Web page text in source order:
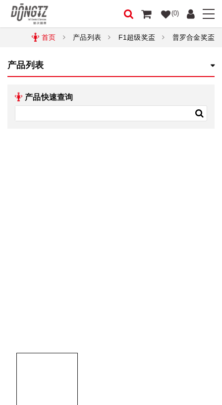
(0)
首页 产品列表 F1超级奖盃 普罗合金奖盃
产品列表
产品快速查询